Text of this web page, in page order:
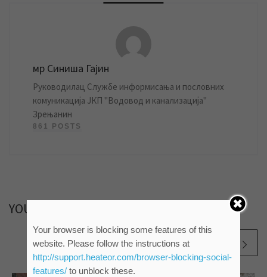
мр Синиша Гајин
Руководилац Службе информисања и пословних
комуникација ЈКП "Водовод и канализација"
Зрењанин
861 POSTS
YOU MAY ALSO LIKE
Your browser is blocking some features of this
website. Please follow the instructions at
http://support.heateor.com/browser-blocking-social-
features/to unblock these.